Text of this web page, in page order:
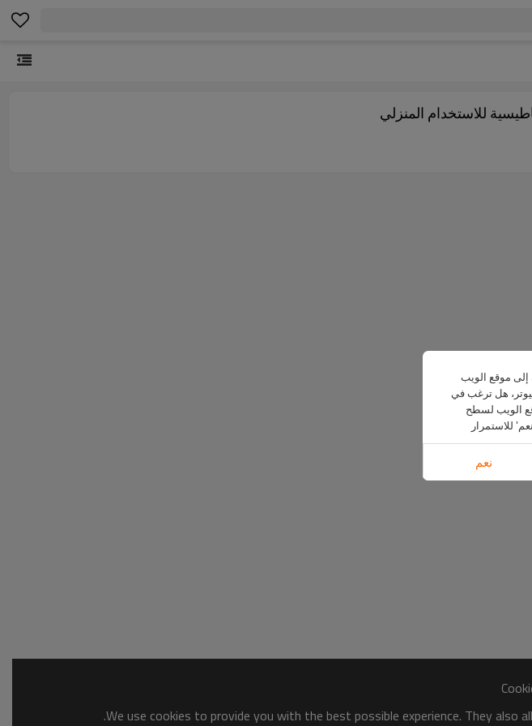
للاستخدام المنزلي
We use cookies to provide you with the best possible experience. They
موقع الويب
هل ترغب في
الويب لسطح
للاستمرار
نعم